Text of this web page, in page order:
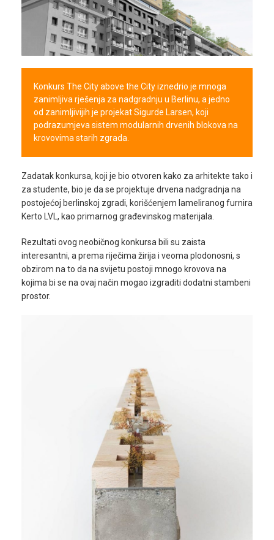
Kalkulatori
O
Uslovi
koristenja
prijava /
registracija
Konkurs The City above the City iznedrio je mnoga
zanimljiva rješenja za nadgradnju u Berlinu, a jedno
od zanimljivijih je projekat Sigurde Larsen, koji
podrazumjeva sistem modularnih drvenih blokova na
krovovima starih zgrada.
Zadatak konkursa, koji je bio otvoren kako za arhitekte tako i
za studente, bio je da se projektuje drvena nadgradnja na
postojećoj berlinskoj zgradi, korišćenjem lameliranog furnira
Kerto LVL, kao primarnog građevinskog materijala.
Rezultati ovog neobičnog konkursa bili su zaista
interesantni, a prema riječima žirija i veoma plodonosni, s
obzirom na to da na svijetu postoji mnogo krovova na
kojima bi se na ovaj način mogao izgraditi dodatni stambeni
prostor.